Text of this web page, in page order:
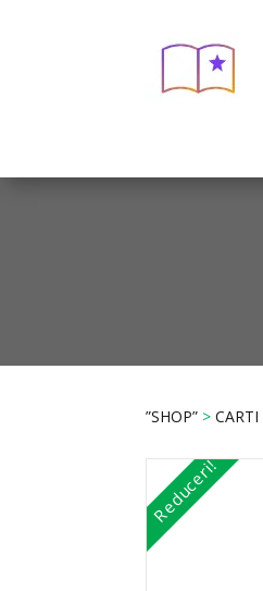
”SHOP” >CARTI
Reduceri!